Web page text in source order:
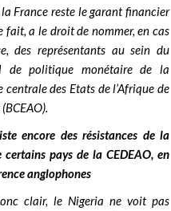
la France reste le garant financier
fait, a le droit de nommer, en cas
des représentants au sein du
de politique monétaire de la
centrale des Etats de l’Afrique de
encore des résistances de la
certains pays de la CEDEAO, en
anglophones
clair, le Nigeria ne voit pas